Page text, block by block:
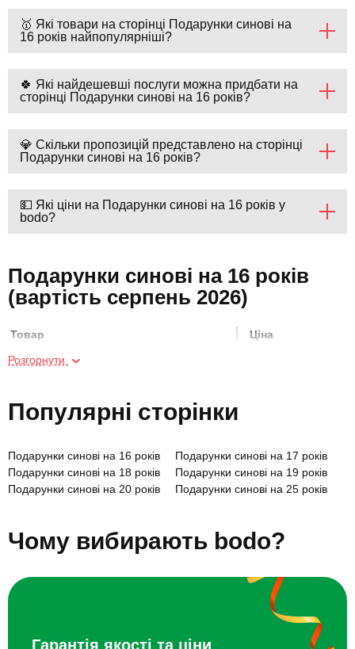
🥇 Які товари на сторінці Подарунки синові на
16 років найпопулярніші?
🍀 Які найдешевші послуги можна придбати на
сторінці Подарунки синові на 16 років?
💎 Скільки пропозицій представлено на сторінці
Подарунки синові на 16 років?
💵 Які ціни на Подарунки синові на 16 років у
bodo?
Подарунки синові на 16 років
(вартість серпень 2026)
Товар Ціна
Занурення у світ VR-ігор для компанії
VR-квест для компанії 1360 грн
Курс гри на ударних 4200 грн
Курс гри на гітарі 4200 грн
Розгорнути
Популярні сторінки
Подарунки синові на 16 років
Подарунки синові на 17 років
Подарунки синові на 18 років
Подарунки синові на 19 років
Подарунки синові на 20 років
Подарунки синові на 25 років
Чому вибирають bodo?
Гарантія якості та ціни